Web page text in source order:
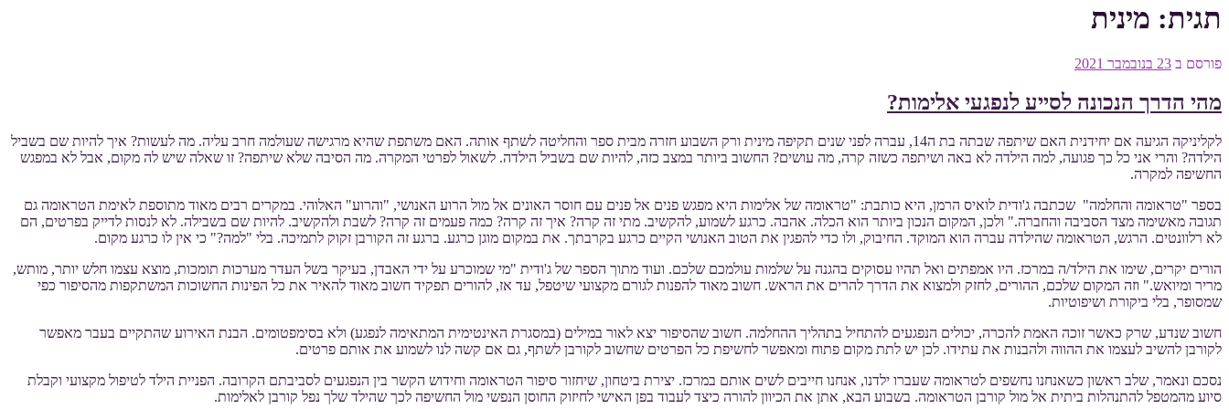
תגית: מינית
פורסם ב 23 בנובמבר 2021
מהי הדרך הנכונה לסייע לנפגעי אלימות?
לקליניקה הגיעה אם יחידנית האם שיתפה שבתה בת ה14, עברה לפני שנים תקיפה מינית ורק השבוע חזרה מבית ספר והחליטה לשתף אותה. האם משתפת שהיא מרגישה שעולמה חרב עליה. מה לעשות? איך להיות שם בשביל
הילדה? והרי אני כל כך פגועה, למה הילדה לא באה ושיתפה כשזה קרה, מה עושים? החשוב ביותר במצב כזה, להיות שם בשביל הילדה. לשאול לפרטי המקרה. מה הסיבה שלא שיתפה? זו שאלה שיש לה מקום, אבל לא במפגש
החשיפה למקרה.
בספר "טראומה והחלמה" שכתבה ג'ודית לואיס הרמן, היא כותבת: "טראומה של אלימות היא מפגש פנים אל פנים עם חוסר האונים אל מול הרוע האנושי, "והרוע" האלוהי. במקרים רבים מאוד מתוספת לאימת הטראומה גם
תגובה מאשימה מצד הסביבה והחברה." ולכן, המקום הנכון ביותר הוא הכלה. אהבה. כרגע לשמוע, להקשיב. מתי זה קרה? איך זה קרה? כמה פעמים זה קרה? לשבת ולהקשיב. להיות שם בשבילה. לא לנסות לדייק בפרטים, הם
לא רלוונטים. הרגש, הטראומה שהילדה עברה הוא המוקד. החיבוק, ולו כדי להפגין את הטוב האנושי הקיים כרגע בקרבתך. את במקום מוגן כרגע. ברגע זה הקורבן זקוק לתמיכה. בלי "למה?" כי אין לו כרגע מקום.
הורים יקרים, שימו את הילד/ה במרכז. היו אמפתים ואל תהיו עסוקים בהגנה על שלמות עולמכם שלכם. ועוד מתוך הספר של ג'ודית "מי שמוכרע על ידי האבדן, בעיקר בשל העדר מערכות תומכות, מוצא עצמו חלש יותר, מותש,
מריר ומיואש." וזה המקום שלכם, ההורים, לחזק ולמצוא את הדרך להרים את הראש. חשוב מאוד להפנות לגורם מקצועי שיטפל, עד אז, להורים תפקיד חשוב מאוד להאיר את כל הפינות החשוכות המשתקפות מהסיפור כפי
שמסופר, בלי ביקורת ושיפוטיות.
חשוב שנדע, שרק כאשר זוכה האמת להכרה, יכולים הנפגעים להתחיל בתהליך ההחלמה. חשוב שהסיפור יצא לאור במילים (במסגרת האינטימית המתאימה לנפגע) ולא בסימפטומים. הבנת האירוע שהתקיים בעבר מאפשר
לקורבן להשיב לעצמו את ההווה ולהבנות את עתידו. לכן יש לתת מקום פתוח ומאפשר לחשיפת כל הפרטים שחשוב לקורבן לשתף, גם אם קשה לנו לשמוע את אותם פרטים.
נסכם ונאמר, שלב ראשון כשאנחנו נחשפים לטראומה שעברו ילדנו, אנחנו חייבים לשים אותם במרכז. יצירת ביטחון, שיחזור סיפור הטראומה וחידוש הקשר בין הנפגעים לסביבתם הקרובה. הפניית הילד לטיפול מקצועי וקבלת
סיוע מהמטפל להתנהלות ביתית אל מול קורבן הטראומה. בשבוע הבא, אתן את הכיוון להורה כיצד לעבוד בפן האישי לחיזוק החוסן הנפשי מול החשיפה לכך שהילד שלך נפל קורבן לאלימות.